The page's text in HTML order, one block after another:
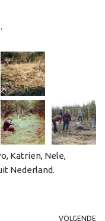
Katrien, Nele,
Nederland.
VOLGENDE